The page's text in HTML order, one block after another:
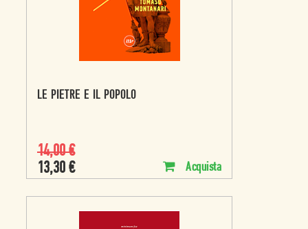
LE PIETRE E IL POPOLO
14,00€
13,30 € Acquista